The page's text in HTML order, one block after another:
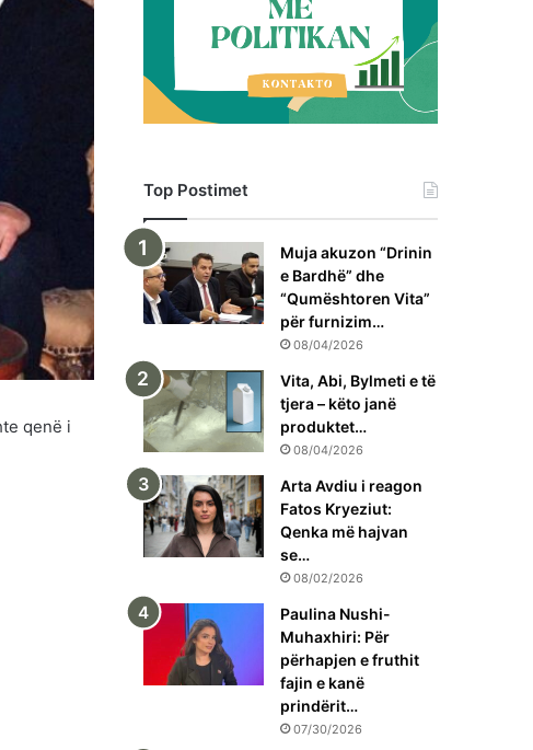
qenë i
Top Postimet
Muja akuzon “Drinin
e Bardhë” dhe
“Qumështoren Vita”
për furnizim…
08/04/2026
Vita, Abi, Bylmeti e të
tjera – këto janë
produktet…
08/04/2026
Arta Avdiu i reagon
Fatos Kryeziut:
Qenka më hajvan
se…
08/02/2026
Paulina Nushi-
Muhaxhiri: Për
përhapjen e fruthit
fajin e kanë
prindërit…
07/30/2026